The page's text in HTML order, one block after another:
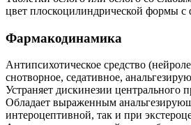
цвет плоскоцилиндрической формы с
Фармакодинамика
Антипсихотическое средство
снотворное, седативное,
Устраняет дискинезии центрального
Обладает выраженным
интероцептивной, так и при